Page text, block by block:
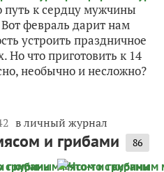
путь к сердцу мужчины
февраль дарит нам
устроить праздничное
Но что приготовить к 14
необычно и несложно?
в личный журнал
и грибами 86